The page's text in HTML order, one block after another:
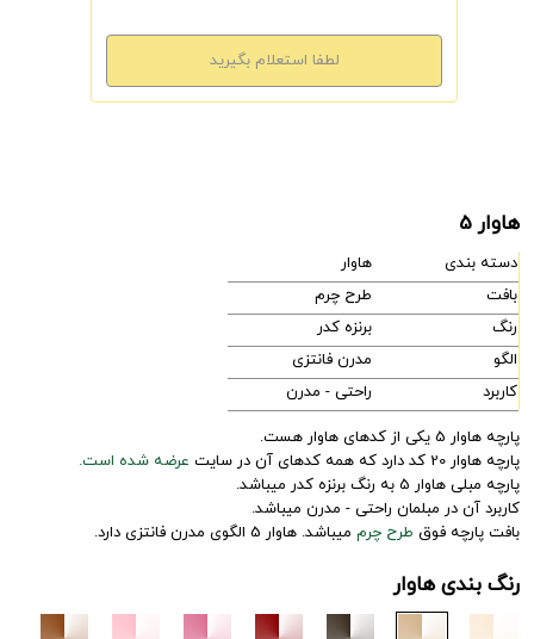
هاوار 5
دسته بندی
هاوار
بافت
طرح چرم
رنگ
برنزه کدر
الگو
مدرن فانتزی
کاربرد
راحتی - مدرن
پارچه هاوار 5 یکی از کدهای هاوار هست.
پارچه هاوار 20 کد دارد که همه کدهای آن در سایت
عرضه شده است.
پارچه مبلی هاوار 5 به رنگ برنزه کدر میباشد.
کاربرد آن در مبلمان راحتی - مدرن میباشد.
بافت پارچه فوق طرح چرم میباشد. هاوار 5 الگوی مدرن فانتزی دارد.
رنگ بندی هاوار